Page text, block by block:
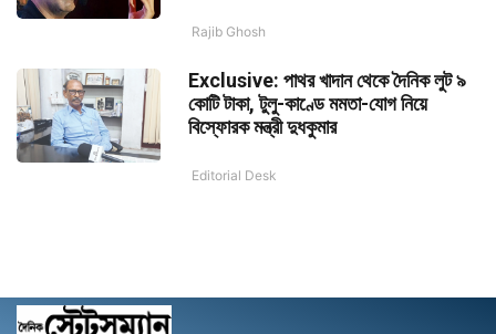
Rajib Ghosh
Exclusive: পাথর খাদান থেকে দৈনিক লুট ৯
কোটি টাকা, টুলু-কাণ্ডে মমতা-যোগ নিয়ে
বিস্ফোরক মন্ত্রী দুধকুমার
Editorial Desk